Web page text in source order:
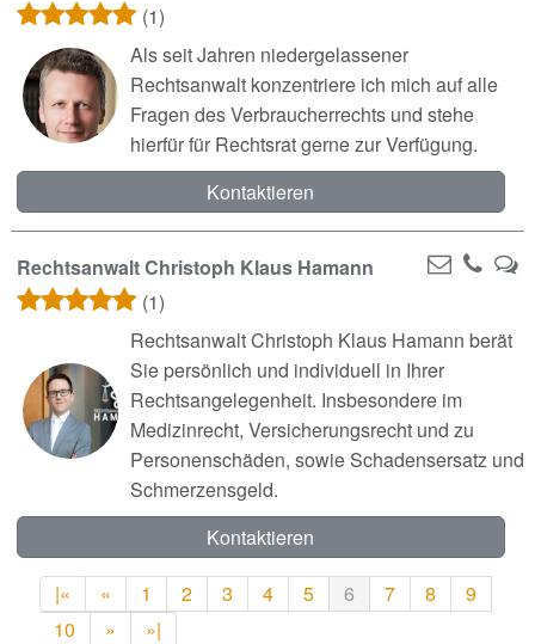
(1)
Als seit Jahren niedergelassener
Rechtsanwalt konzentriere ich mich auf alle
Fragen des Verbraucherrechts und stehe
hierfür für Rechtsrat gerne zur Verfügung.
Kontaktieren
Rechtsanwalt Christoph Klaus Hamann
(1)
Rechtsanwalt Christoph Klaus Hamann berät
Sie persönlich und individuell in Ihrer
Rechtsangelegenheit. Insbesondere im
Medizinrecht, Versicherungsrecht und zu
Personenschäden, sowie Schadensersatz und
Schmerzensgeld.
Kontaktieren
|« « 1 2 3 4 5 6 7 8
9
10
» »|